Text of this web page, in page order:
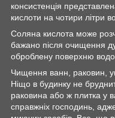
консистенція
кислоти на чотири літри
Соляна кислота може
бажано після очищення
оброблену поверхню
Чищення ванн, раковин,
Ніщо в будинку не
раковина або ж плитка у
справжніх господинь,